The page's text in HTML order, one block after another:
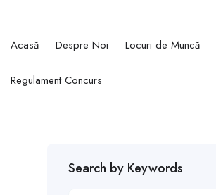
Acasă Despre Noi Locuri de Muncă
Regulament Concurs
Search by Keywords